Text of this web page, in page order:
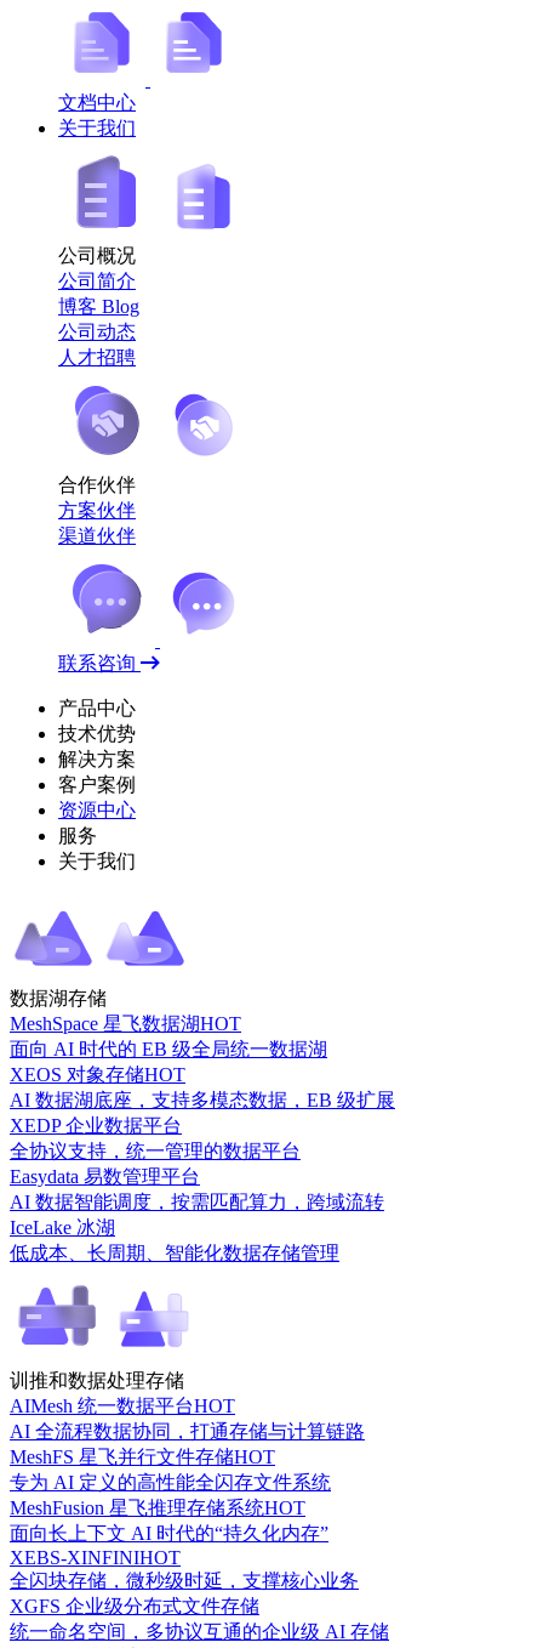
文档中心
关于我们
公司概况
公司简介
博客 Blog
公司动态
人才招聘
合作伙伴
方案伙伴
渠道伙伴
联系咨询
产品中心
技术优势
解决方案
客户案例
资源中心
服务
关于我们
数据湖存储
MeshSpace 星飞数据湖HOT
面向 AI 时代的 EB 级全局统一数据湖
XEOS 对象存储HOT
AI 数据湖底座，支持多模态数据，EB 级扩展
XEDP 企业数据平台
全协议支持，统一管理的数据平台
Easydata 易数管理平台
AI 数据智能调度，按需匹配算力，跨域流转
IceLake 冰湖
低成本、长周期、智能化数据存储管理
训推和数据处理存储
AIMesh 统一数据平台HOT
AI 全流程数据协同，打通存储与计算链路
MeshFS 星飞并行文件存储HOT
专为 AI 定义的高性能全闪存文件系统
MeshFusion 星飞推理存储系统HOT
面向长上下文 AI 时代的“持久化内存”
XEBS-XINFINIHOT
全闪块存储，微秒级时延，支撑核心业务
XGFS 企业级分布式文件存储
统一命名空间，多协议互通的企业级 AI 存储